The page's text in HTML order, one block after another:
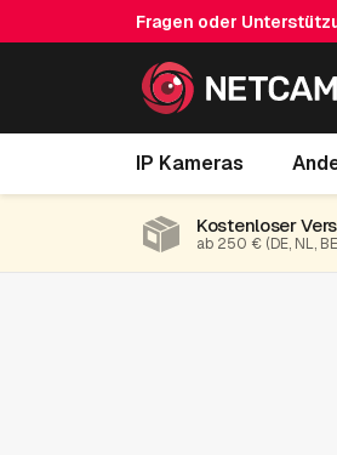
Fragen oder
IP Kameras
Kostenloser
ab 250 € (DE, NL,